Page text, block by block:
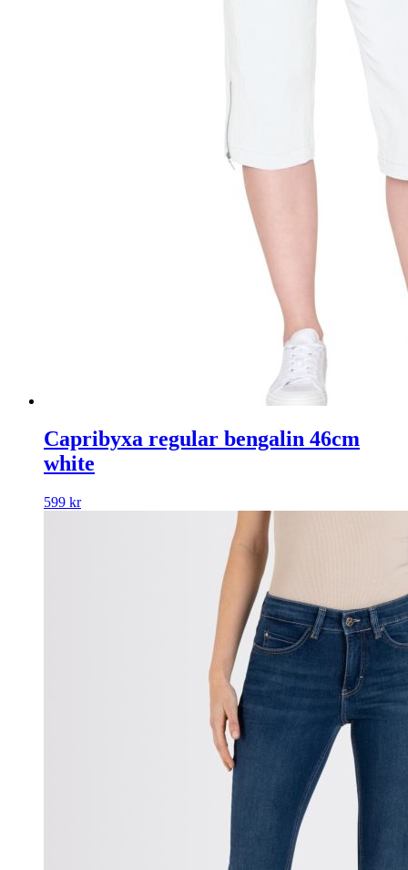
Capribyxa regular bengalin 46cm
white
599 kr